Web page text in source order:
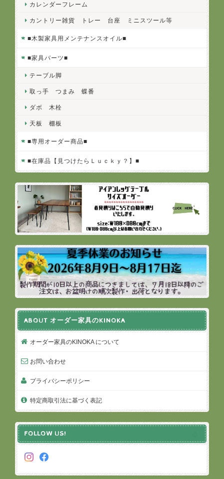
カレンダーフレーム
カントリー雑貨 トレー 台座 ミニスツール等
■木製家具用メンテナンスオイル■
■家具パーツ■
テーブル脚
取っ手 つまみ 蝶番
ダボ 木栓
天板 棚板
■専用オーダー商品■
■在庫品【見つけたらＬｕｃｋｙ？】■
ABOUT オーダー家具のKINOKA
オーダー家具のKINOKA について
お問い合わせ
プライバシーポリシー
特定商取引法に基づく表記
FOLLOW US!